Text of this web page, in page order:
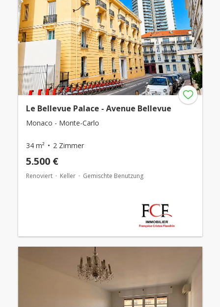
Le Bellevue Palace - Avenue Bellevue
Monaco - Monte-Carlo
34 m² 2 Zimmer
5.500 €
Renoviert Keller Gemischte Benutzung